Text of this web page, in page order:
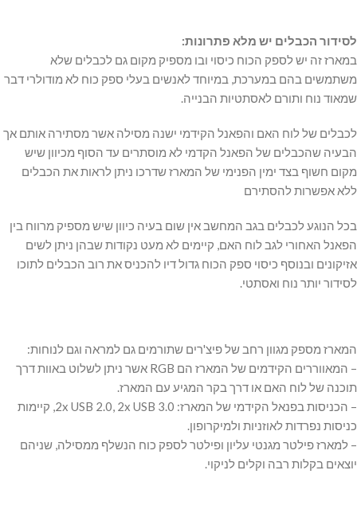
לסידור הכבלים יש מלא פתרונות:
במארז זה יש לספק הכוח כיסוי ובו מספיק מקום גם לכבלים שלא
משתמשים בהם במערכת, במיוחד לאנשים בעלי ספק כוח לא מודולרי דבר
שמאוד נוח ותורם לאסתטיות הבנייה.
לכבלים של לוח האם והפאנל הקידמי ישנה מסילה אשר מסתירה אותם אך
הבעיה שהכבלים של הפאנל הקדמי לא מוסתרים עד הסוף מכיוון שיש
מקום חשוף בצד ימין הפנימי של המארז שדרכו ניתן לראות את הכבלים
ללא אפשרות להסתירם
בכל הנוגע לכבלים בגב המחשב אין שום בעיה כיוון שיש מספיק מרווח בין
הפאנל האחורי לגב לוח האם, קיימים לא מעט נקודות שבהן ניתן לשים
אזיקונים ובנוסף כיסוי ספק הכוח גדול דיו להכניס את רוב הכבלים לתוכו
לסידור יותר נוח ואסתטי.
המארז מספק מגוון רחב של פיצ'רים שתורמים גם למראה וגם לנוחות:
– המאווררים הקידמים של המארז הם RGB אשר ניתן לשלוט באוות דרך
תוכנה של לוח האם או דרך בקר המגיע עם המארז.
– הכניסות בפנאל הקידמי של המארז: 2x USB 2.0, 2x USB 3.0, קיימות
כניסות נפרדות לאוזניות ולמיקרופון.
– למארז פילטר מגנטי עליון ופילטר לספק כוח הנשלף ממסילה, שניהם
יוצאים בקלות רבה וקלים לניקוי.